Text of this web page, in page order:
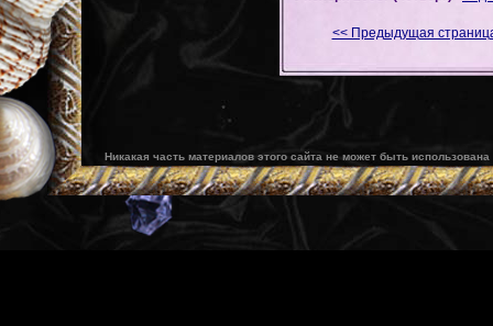
<< Предыдущая
Никакая часть материалов этого сайта не может быть